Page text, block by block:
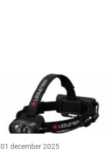
01 december 2025